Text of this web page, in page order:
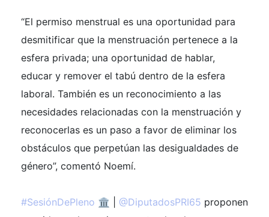
“El permiso menstrual es una oportunidad para
desmitificar que la menstruación pertenece a la
esfera privada; una oportunidad de hablar,
educar y remover el tabú dentro de la esfera
laboral. También es un reconocimiento a las
necesidades relacionadas con la menstruación y
reconocerlas es un paso a favor de eliminar los
obstáculos que perpetúan las desigualdades de
género”, comentó Noemí.
#SesiónDePleno 🏛 | @DiputadosPRI65 proponen